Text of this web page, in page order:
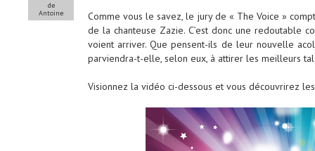
de
Antoine
Comme vous le savez, le jury de « The Voice »
de la chanteuse Zazie. C’est donc une redoutable
voient arriver. Que pensent-ils de leur nouvelle
parviendra-t-elle, selon eux, à attirer les meilleurs
Visionnez la vidéo ci-dessous et vous découvrirez